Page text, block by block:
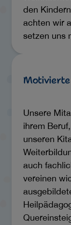
den
achten wir
setzen uns
Motivierte
Unsere
ihrem
unseren
auch
vereinen